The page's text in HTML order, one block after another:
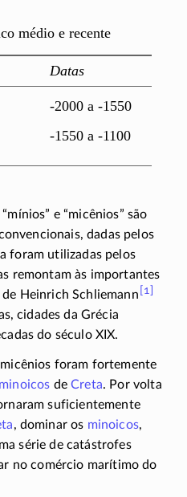
médio e recente
Datas
-2000 a -1550
-1550 a -1100
e “micênios” são
dadas pelos
foram utilizadas pelos
remontam às importantes
de HeinrichSchliemann [1]
cidades da Grécia
do século XIX.
foram fortemente
minoicos deCreta. Por volta
suficientemente
, dominar os minoicos,
série de catástrofes
no comércio marítimo do